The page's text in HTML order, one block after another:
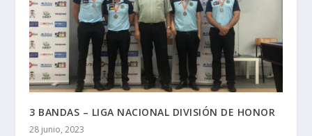
3 BANDAS – LIGA NACIONAL DIVISIÓN DE HONOR
28 junio, 2023